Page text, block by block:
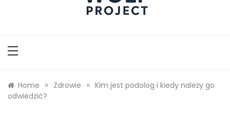
Home » Zdrowie » Kim jest podolog i kiedy należy go
odwiedzić?